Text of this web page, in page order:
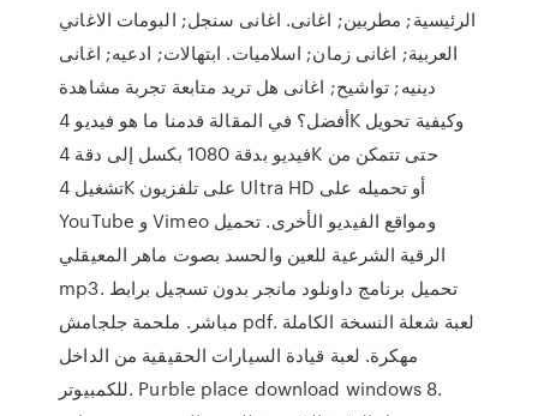
الرئيسية; مطربين; اغانى. اغانى سنجل; البومات الاغاني
العربية; اغانى زمان; اسلاميات. ابتهالات; ادعيه; اغانى
دينيه; تواشيح; اغانى هل تريد متابعة تجربة مشاهدة
أفضل؟ في المقالة قدمنا ما هو فيديو 4K وكيفية تحويل
فيديو بدقة 1080 بكسل إلى دقة 4K حتى تتمكن من
تشغيل 4K على تلفزيون Ultra HD أو تحميله على
YouTube و Vimeo ومواقع الفيديو الأخرى. تحميل
الرقية الشرعية للعين والحسد بصوت ماهر المعيقلي
mp3. تحميل برنامج داونلود مانجر بدون تسجيل برابط
مباشر. ملحمة جلجامش pdf. لعبة شعلة النسخة الكاملة
مهكرة. لعبة قيادة السيارات الحقيقية من الداخل
للكمبيوتر. Purble place download windows 8.